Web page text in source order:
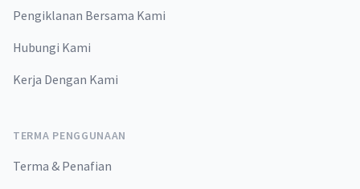
Pengiklanan Bersama Kami
Hubungi Kami
Kerja Dengan Kami
TERMA PENGGUNAAN
Terma & Penafian